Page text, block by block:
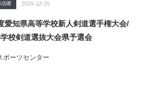
活躍 2025-12-25
愛知県高等学校新人剣道選手権大会/
校剣道選抜大会県予選会
ポーツセンター